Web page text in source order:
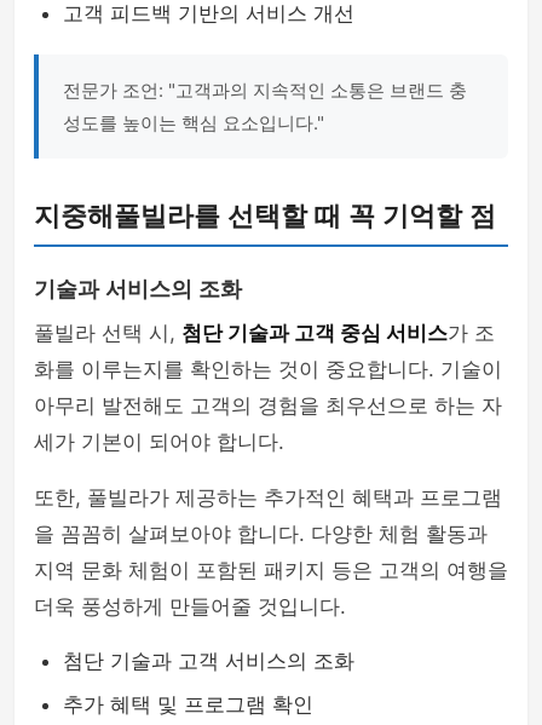
고객 피드백 기반의 서비스 개선
전문가 조언: "고객과의 지속적인 소통은 브랜드 충
성도를 높이는 핵심 요소입니다."
지중해풀빌라를 선택할 때 꼭 기억할 점
기술과 서비스의 조화
풀빌라 선택 시, 첨단 기술과 고객 중심 서비스가 조
화를 이루는지를 확인하는 것이 중요합니다. 기술이
아무리 발전해도 고객의 경험을 최우선으로 하는 자
세가 기본이 되어야 합니다.
또한, 풀빌라가 제공하는 추가적인 혜택과 프로그램
을 꼼꼼히 살펴보아야 합니다. 다양한 체험 활동과
지역 문화 체험이 포함된 패키지 등은 고객의 여행을
더욱 풍성하게 만들어줄 것입니다.
첨단 기술과 고객 서비스의 조화
추가 혜택 및 프로그램 확인